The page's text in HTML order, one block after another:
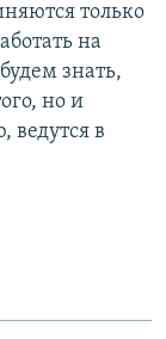
только
на
знать,
но и
ведутся в